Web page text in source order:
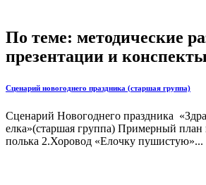
По теме: методические
презентации и конспекты
Сценарий новогоднего праздника (старшая группа)
Сценарий Новогоднего праздника
елка»(старшая группа) Примерный план
полька 2.Хоровод «Елочку пушистую»...